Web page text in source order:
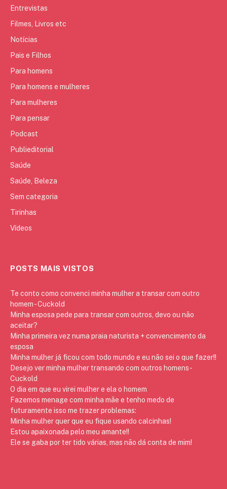
Entrevistas
Filmes, Livros etc
Notícias
Pais e Filhos
Para homens
Para homens e mulheres
Para mulheres
Para pensar
Podcast
Publieditorial
Saúde
Saúde, Beleza
Sem categoria
Tirinhas
Vídeos
POSTS MAIS VISTOS
Te conto como convenci minha mulher a transar com outro
homem - Cuckold
Minha esposa pede para transar com outros, devo ou não
aceitar?
Minha primeira vez numa praia naturista + convencimento da
esposa
Minha mulher já ficou com todo mundo e eu não sei o que fazer!!
Desejo ver minha mulher transando com outros homens -
Cuckold
O dia em que eu virei mulher e ela o homem
Fazemos menage com minha mãe e tenho medo de
futuramente isso me trazer problemas:
Minha mulher quer que eu fique usando calcinhas!
Estou apaixonada pelo meu amante!!
Ele se gaba por ter tido várias, mas não dá conta de mim!